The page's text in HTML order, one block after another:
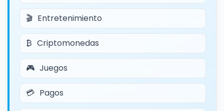
Entretenimiento
Criptomonedas
Juegos
Pagos